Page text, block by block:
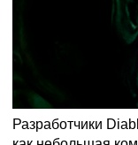
Разработчики